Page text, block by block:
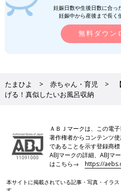
妊娠日数や生後日数に合っ
妊娠中から産後まで長く
無料ダウン
たまひよ 赤ちゃん・育児
げる！真似したいお風呂収納
ＡＢＪマークは、この電
著作権者からコンテンツ
であることを示す登録商
ABJマークの詳細、ABJマ
はこちら→https://
本サイトに掲載されている記事・写真・イラ